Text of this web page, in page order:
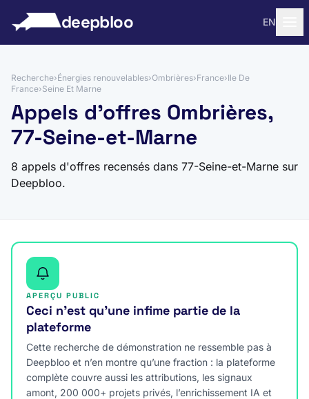
deepbloo EN
Recherche›Énergies renouvelables›Ombrières›France›Ile De
France›Seine Et Marne
Appels d'offres Ombrières,
77-Seine-et-Marne
8 appels d'offres recensés dans 77-Seine-et-Marne sur
Deepbloo.
APERÇU PUBLIC
Ceci n’est qu’une infime partie de la
plateforme
Cette recherche de démonstration ne ressemble pas à
Deepbloo et n’en montre qu’une fraction : la plateforme
complète couvre aussi les attributions, les signaux
amont, 200 000+ projets privés, l’enrichissement IA et